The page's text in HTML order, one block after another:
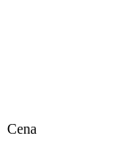
Cena